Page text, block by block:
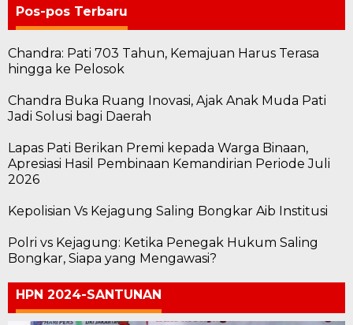
Pos-pos Terbaru
Chandra: Pati 703 Tahun, Kemajuan Harus Terasa
hingga ke Pelosok
Chandra Buka Ruang Inovasi, Ajak Anak Muda Pati
Jadi Solusi bagi Daerah
Lapas Pati Berikan Premi kepada Warga Binaan,
Apresiasi Hasil Pembinaan Kemandirian Periode Juli
2026
Kepolisian Vs Kejagung Saling Bongkar Aib Institusi
Polri vs Kejagung: Ketika Penegak Hukum Saling
Bongkar, Siapa yang Mengawasi?
HPN 2024-SANTUNAN